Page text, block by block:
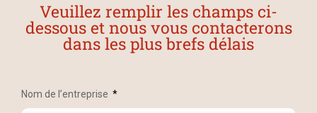
Veuillez remplir les champs ci-
dessous et nous vous contacterons
dans les plus brefs délais
Nom de l’entreprise